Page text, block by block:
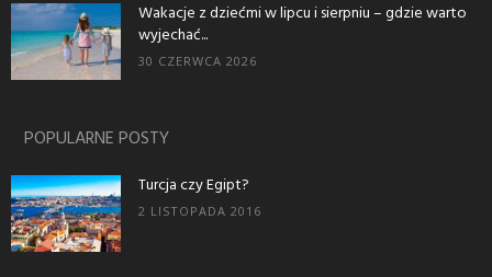
Wakacje z dziećmi w lipcu i sierpniu – gdzie warto
wyjechać...
30 CZERWCA 2026
POPULARNE POSTY
Turcja czy Egipt?
2 LISTOPADA 2016